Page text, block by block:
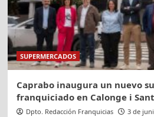
SUPERMERCADOS
Caprabo inaugura un nuevo
franquiciado en Calonge i
Dpto. Redacción Franquicias 3 de